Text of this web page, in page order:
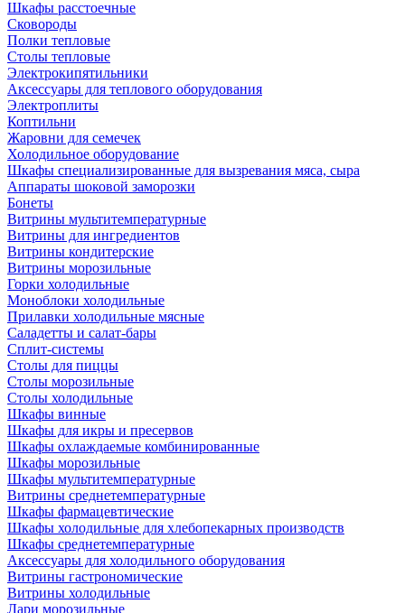
Шкафы расстоечные
Сковороды
Полки тепловые
Столы тепловые
Электрокипятильники
Аксессуары для теплового оборудования
Электроплиты
Коптильни
Жаровни для семечек
Холодильное оборудование
Шкафы специализированные для вызревания мяса, сыра
Аппараты шоковой заморозки
Бонеты
Витрины мультитемпературные
Витрины для ингредиентов
Витрины кондитерские
Витрины морозильные
Горки холодильные
Моноблоки холодильные
Прилавки холодильные мясные
Саладетты и салат-бары
Сплит-системы
Столы для пиццы
Столы морозильные
Столы холодильные
Шкафы винные
Шкафы для икры и пресервов
Шкафы охлаждаемые комбинированные
Шкафы морозильные
Шкафы мультитемпературные
Витрины среднетемпературные
Шкафы фармацевтические
Шкафы холодильные для хлебопекарных производств
Шкафы среднетемпературные
Аксессуары для холодильного оборудования
Витрины гастрономические
Витрины холодильные
Лари морозильные